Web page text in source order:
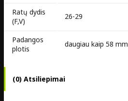
Ratų dydis
(F,V)
26-29
Padangos
plotis
daugiau kaip 58 mm
(0) Atsiliepimai